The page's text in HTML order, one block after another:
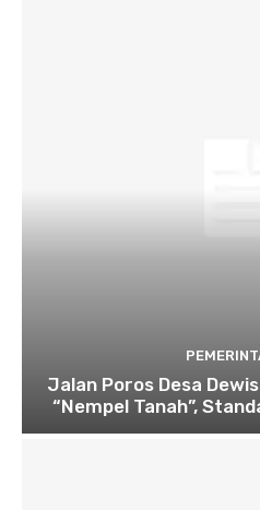
Jalan Poros Desa
“Nempel Tanah”,